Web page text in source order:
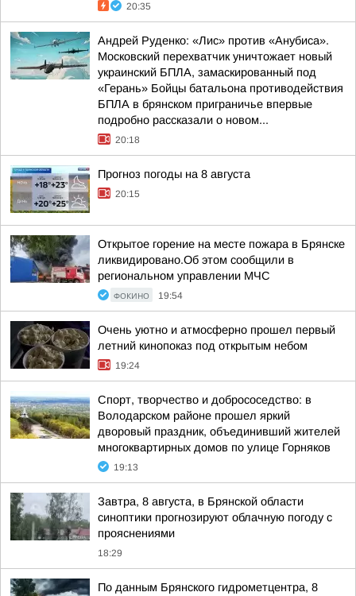
20:35
Андрей Руденко: «Лис» против «Анубиса».
Московский перехватчик уничтожает новый
украинский БПЛА, замаскированный под
«Герань» Бойцы батальона противодействия
БПЛА в брянском приграничье впервые
подробно рассказали о новом...
20:18
Прогноз погоды на 8 августа
20:15
Открытое горение на месте пожара в Брянске
ликвидировано.Об этом сообщили в
региональном управлении МЧС
ФОКИНО 19:54
Очень уютно и атмосферно прошел первый
летний кинопоказ под открытым небом
19:24
Спорт, творчество и добрососедство: в
Володарском районе прошел яркий
дворовый праздник, объединивший жителей
многоквартирных домов по улице Горняков
19:13
Завтра, 8 августа, в Брянской области
синоптики прогнозируют облачную погоду с
прояснениями
18:29
По данным Брянского гидрометцентра, 8